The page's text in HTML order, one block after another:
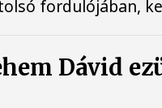
fordulójában,
Dávid